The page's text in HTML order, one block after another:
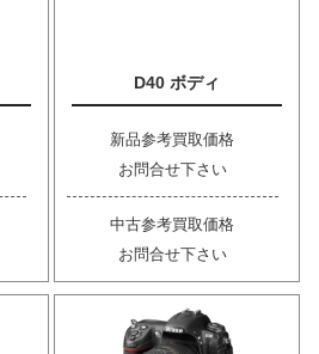
D40 ボディ
新品参考買取価格
お問合せ下さい
中古参考買取価格
お問合せ下さい